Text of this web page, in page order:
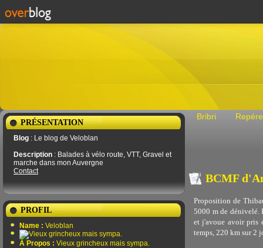
PRÉSENTATION
Blog : Le blog de Veloblan
Description : Balades à vélo route, VTT, Gravel et
marche dans mon Auvergne
Contact
PROFIL
Name : Veloblan
À Propos : Vieux grincheux mais sympa.
Bribri
BCMF
Proposition de
5000 m de dénivelé.
et j'avoue avoir pris
temps, 220 km sur 2